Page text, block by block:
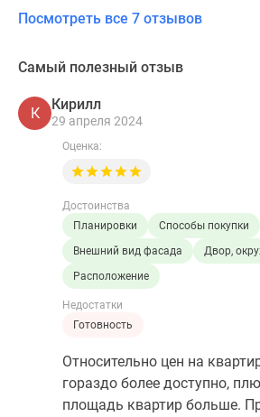
Посмотреть все 7 отзывов
Самый полезный отзыв
К
Кирилл
29 апреля 2024
Оценка:
Достоинства
Планировки
Способы покупки
Внешний вид фасада
Двор,
Расположение
Недостатки
Готовность
Относительно цен на
гораздо более доступно,
площадь квартир больше.